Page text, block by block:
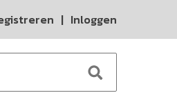
| Inloggen